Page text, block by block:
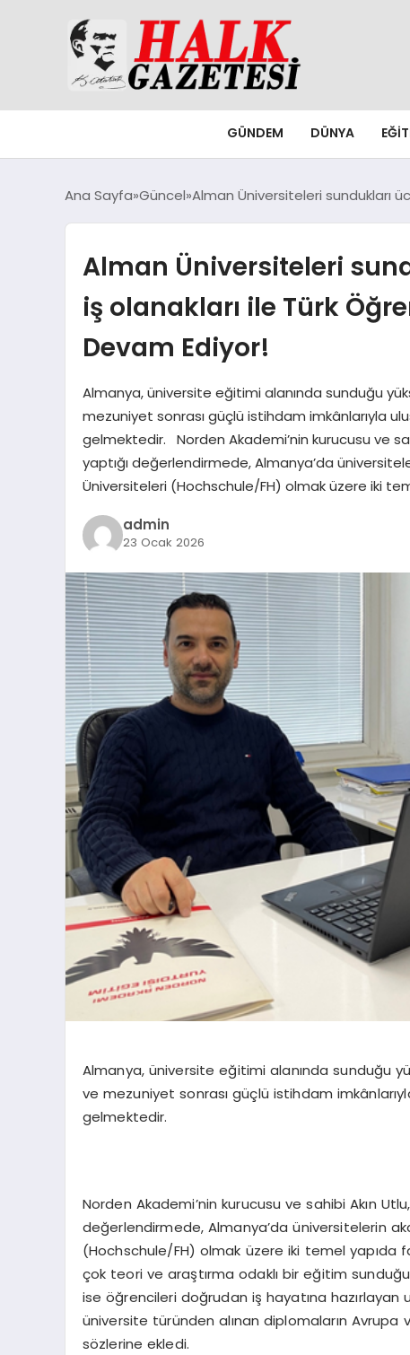
GÜNDEM DÜNYA
Ana Sayfa Güncel Alman Üniversiteleri sundukları
Alman Üniversiteleri
iş olanakları ile Türk
Devam Ediyor!
Almanya, üniversite eğitimi alanında sunduğu
mezuniyet sonrası güçlü istihdam imkânlarıyla
gelmektedir. Norden Akademi’nin kurucusu ve
yaptığı değerlendirmede, Almanya’da
Üniversiteleri (Hochschule/FH) olmak üzere iki
admin
23 Ocak 2026
Almanya, üniversite eğitimi alanında sunduğu
ve mezuniyet sonrası güçlü istihdam
gelmektedir.
Norden Akademi’nin kurucusu ve sahibi Akın
değerlendirmede, Almanya’da üniversitelerin
(Hochschule/FH) olmak üzere iki temel
çok teori ve araştırma odaklı bir eğitim
ise öğrencileri doğrudan iş hayatına hazırlayan
üniversite türünden alınan diplomaların Avrupa
sözlerine ekledi.